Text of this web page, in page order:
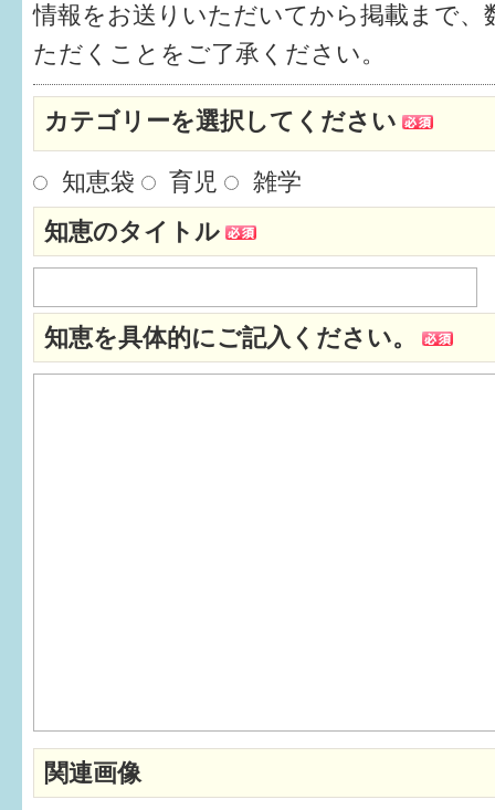
情報をお送りいただいてから掲載まで、
ただくことをご了承ください。
カテゴリーを選択してください
知恵袋 育児
雑学
知恵のタイトル
知恵を具体的にご記入ください。
関連画像
仲間づくり・遊び場
子どもを預けたい
入園・入学
相談したい
さまざまな支援
子育てカレンダー
妊娠
子育てマップ
イベントレポート